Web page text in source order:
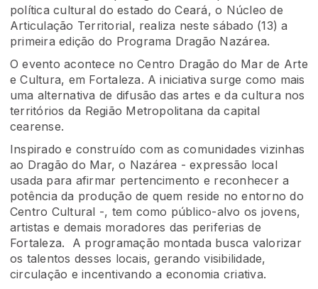
política cultural do estado do Ceará, o Núcleo de
Articulação Territorial, realiza neste sábado (13) a
primeira edição do Programa Dragão Nazárea.
O evento acontece no Centro Dragão do Mar de Arte
e Cultura, em Fortaleza. A iniciativa surge como mais
uma alternativa de difusão das artes e da cultura nos
territórios da Região Metropolitana da capital
cearense.
Inspirado e construído com as comunidades vizinhas
ao Dragão do Mar, o Nazárea - expressão local
usada para afirmar pertencimento e reconhecer a
potência da produção de quem reside no entorno do
Centro Cultural -, tem como público-alvo os jovens,
artistas e demais moradores das periferias de
Fortaleza. A programação montada busca valorizar
os talentos desses locais, gerando visibilidade,
circulação e incentivando a economia criativa.